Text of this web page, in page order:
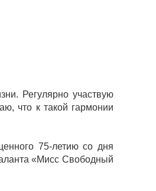
Регулярно участвую
что к такой гармонии
75-летию со дня
«Мисс Свободный